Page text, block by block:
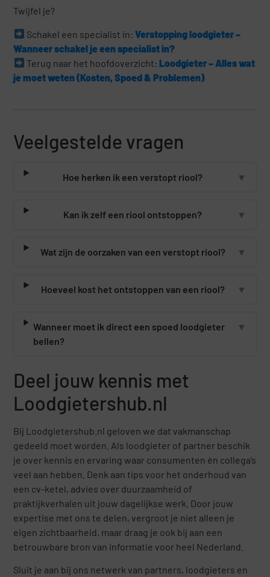
Twijfel je?
Schakel een specialist in: Verstopping loodgieter –
Wanneer schakel je een specialist in?
Terug naar het hoofdoverzicht: Loodgieter – Alles wat
je moet weten (Kosten, Spoed & Problemen)
Veelgestelde vragen
Hoe herken ik een verstopt riool? ▼
Kan ik zelf een riool ontstoppen? ▼
Wat zijn de oorzaken van een verstopt riool? ▼
Hoeveel kost het ontstoppen van een riool? ▼
Wanneer moet ik direct een spoed loodgieter
bellen?
▼
Deel jouw kennis met
Loodgietershub.nl
Bij Loodgietershub.nl geloven we dat vakmanschap
gedeeld moet worden. Als loodgieter of partner beschik
je over kennis en ervaring waar consumenten én collega’s
veel aan hebben. Denk aan tips voor het onderhoud van
een cv-ketel, advies over duurzaamheid of
praktijkverhalen uit jouw dagelijkse werk. Door jouw
expertise met ons te delen, vergroot je niet alleen je
eigen zichtbaarheid, maar draag je ook bij aan een
betrouwbare bron van informatie voor heel Nederland.
Sluit je aan bij ons netwerk van partners, loodgieters en